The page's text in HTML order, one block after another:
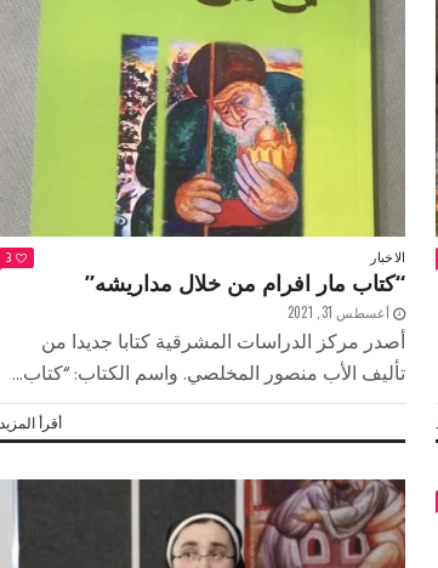
الاخبار 3
“كتاب مار افرام من خلال مداريشه”
أغسطس 31, 2021
أصدر مركز الدراسات المشرقية كتابا جديدا من
تأليف الأب منصور المخلصي. واسم الكتاب: “كتاب...
أقرأ المزيد